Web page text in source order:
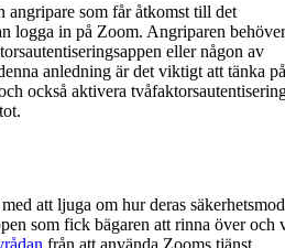
angripare som får åtkomst till det
logga in på Zoom. Angriparen behöver
eller någon av
anledning är det viktigt att tänka på
också aktivera
att ljuga om hur deras
som fick bägaren att rinna över och
från att använda Zooms tjänst.